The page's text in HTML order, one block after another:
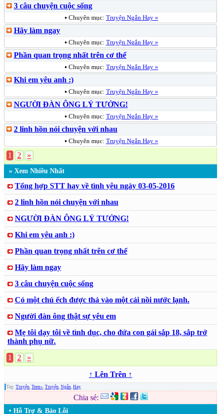
3 câu chuyện cuộc sống
• Chuyên mục: Truyện Ngắn Hay »
Hãy làm ngay
• Chuyên mục: Truyện Ngắn Hay »
Phần quan trọng nhất trên cơ thể
• Chuyên mục: Truyện Ngắn Hay »
Khi em yêu anh :)
• Chuyên mục: Truyện Ngắn Hay »
NGƯỜI ĐÀN ÔNG LÝ TƯỞNG!
• Chuyên mục: Truyện Ngắn Hay »
2 linh hồn nói chuyện với nhau
• Chuyên mục: Truyện Ngắn Hay »
1 2 »
» Xem Nhiều Nhất
Tổng hợp STT hay về tình yêu ngày 03-05-2016
2 linh hồn nói chuyện với nhau
NGƯỜI ĐÀN ÔNG LÝ TƯỞNG!
Khi em yêu anh :)
Phần quan trọng nhất trên cơ thể
Hãy làm ngay
3 câu chuyện cuộc sống
Có một chú ếch được thả vào một cái nồi nước lạnh.
Người đàn ông thật sự yêu em
Mẹ tôi dạy tôi về tình dục, cho đứa con gái sắp 18, sắp trở
thành phụ nữ.
1
2
»
↑ Lên Trên ↑
Tag: Truyện, Teen», Truyện, Ngắn, Hay,
Chia sẻ:
• Hỗ Trợ & Báo Lỗi